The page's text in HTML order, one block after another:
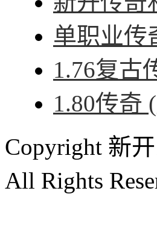
单职业传
1.76复古
1.80传奇
Copyright 新
All Rights